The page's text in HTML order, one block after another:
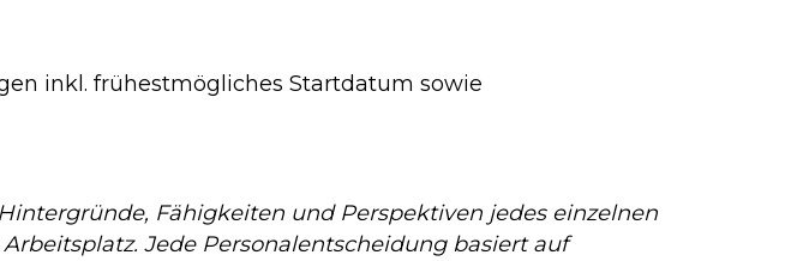
inkl. frühestmögliches Startdatum sowie
Fähigkeiten und Perspektiven jedes einzelnen
Jede Personalentscheidung basiert auf